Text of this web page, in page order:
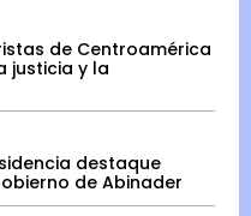
de Centroamérica
justicia y la
destaque
de Abinader